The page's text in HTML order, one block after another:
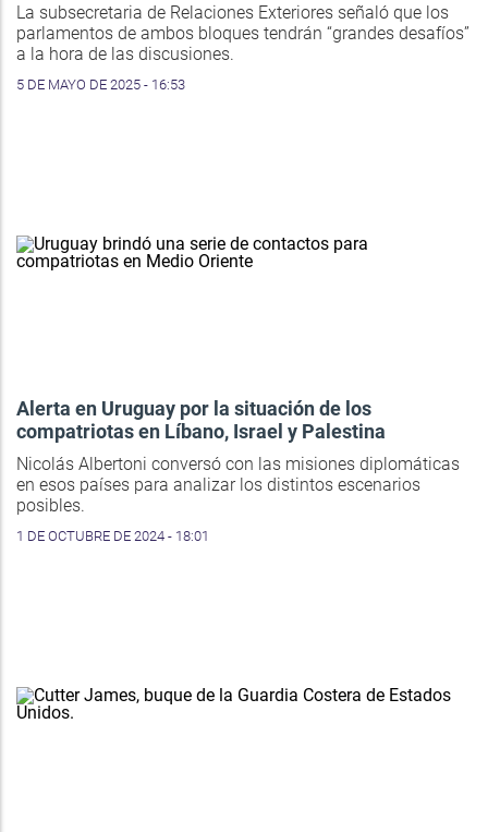
La subsecretaria de Relaciones Exteriores señaló que los
parlamentos de ambos bloques tendrán “grandes desafíos”
a la hora de las discusiones.
5 DE MAYO DE 2025 - 16:53
Alerta en Uruguay por la situación de los
compatriotas en Líbano, Israel y Palestina
Nicolás Albertoni conversó con las misiones diplomáticas
en esos países para analizar los distintos escenarios
posibles.
1 DE OCTUBRE DE 2024 - 18:01